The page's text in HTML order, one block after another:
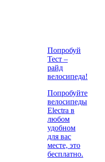
Попробуй
Тест –
райд
велосипеда!
Попробуйте
велосипеды
Electra в
любом
удобном
для вас
месте, это
бесплатно.